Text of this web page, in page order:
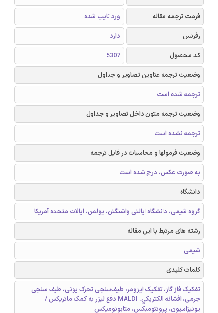
فرمت ترجمه مقاله
ورد تایپ شده
رفرنس
دارد
کد محصول
5307
وضعیت ترجمه عناوین تصاویر و جداول
ترجمه شده است
وضعیت ترجمه متون داخل تصاویر و جداول
ترجمه نشده است
وضعیت فرمولها و محاسبات در فایل ترجمه
به صورت عکس، درج شده است
دانشگاه
گروه شیمی، دانشگاه ایالتی واشنگتن، پولمن، ایالات متحده آمریکا
رشته های مرتبط با این مقاله
شیمی
کلمات کلیدی
تفکیک فاز گاز، تفکیک ایزومر، طیف‌سنجی تحرک یونی، طیف سنجی
جرمی، افشانه الكتريكي. MALDI دفع لیزر به کمک ماتریکس /
یونیزاسیون، پروتئومیکس، متابونومیکس